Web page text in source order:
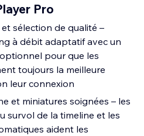
Pro
sélection de qualité –
à débit adaptatif avec un
pour que les
toujours la meilleure
leur connexion
et miniatures soignées – les
survol de la timeline et les
aident les